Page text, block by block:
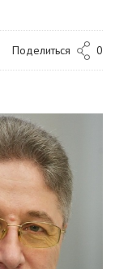
Поделиться 0